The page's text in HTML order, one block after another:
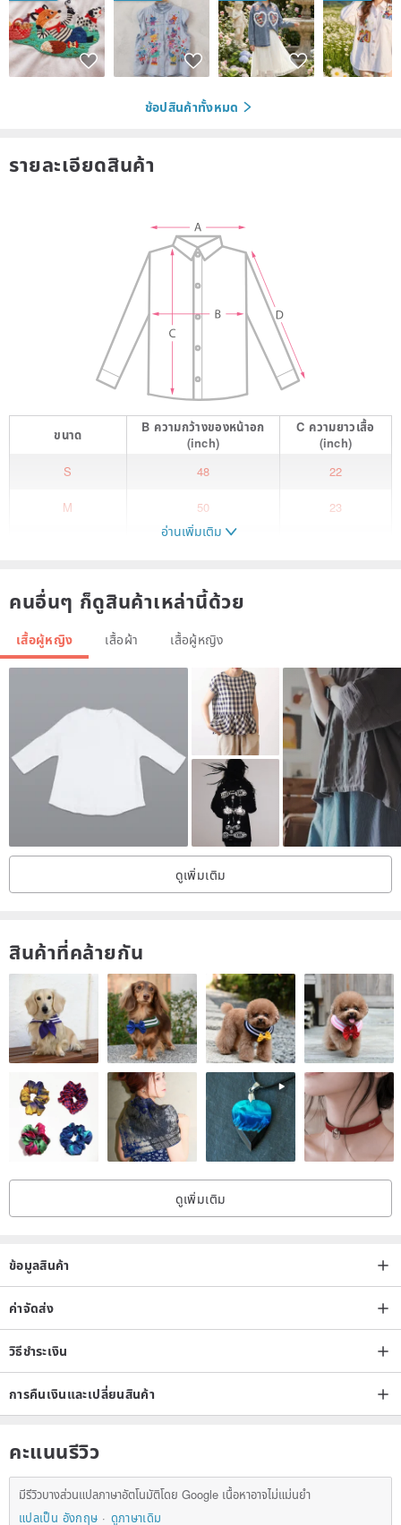
ช้อปสินค้าทั้งหมด
รายละเอียดสินค้า
ขนาด B ความกว้างของหน้าอก
(inch)
C ความยาวเสื้อ
(inch)
S
48 22
M 50 23
เสื้อสเวตเตอร์ งานปักมือ ผ้าฝ้าย ย้อมสีธรรมชาติ ลายน่ารัก
หากคุณลูกค้ามีข้อสงสัย สอบถามเพิ่มเติม ส่งข้อความถึงเราได้นะคะ
อ่านเพิ่มเติม
คนอื่นๆ ก็ดูสินค้าเหล่านี้ด้วย
เสื้อผู้หญิง เสื้อผ้า เสื้อผู้หญิง
ดูเพิ่มเติม
สินค้าที่คล้ายกัน
ดูเพิ่มเติม
ข้อมูลสินค้า
ค่าจัดส่ง
วิธีชำระเงิน
การคืนเงินและเปลี่ยนสินค้า
คะแนนรีวิว
มีรีวิวบางส่วนแปลภาษาอัตโนมัติโดย Google เนื้อหาอาจไม่แม่นยำ
แปลเป็น อังกฤษ
ดูภาษาเดิม